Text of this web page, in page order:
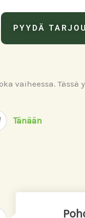
PYYDÄ
vaiheessa. Tässä
Tänään